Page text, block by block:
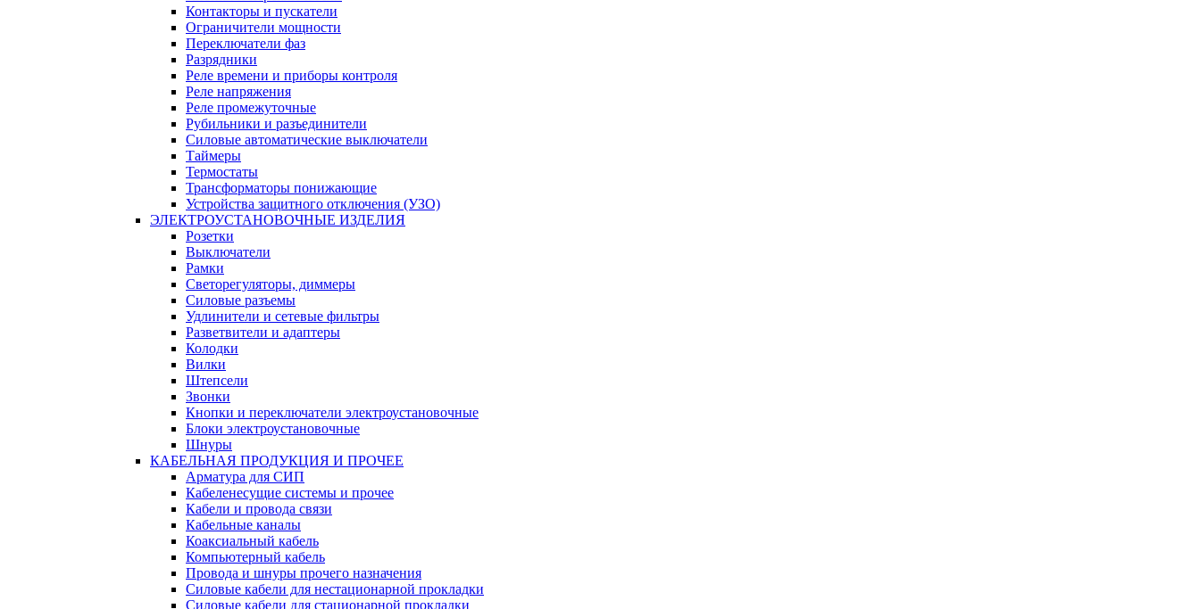
Контакторы и пускатели
Ограничители мощности
Переключатели фаз
Разрядники
Реле времени и приборы контроля
Реле напряжения
Реле промежуточные
Рубильники и разъединители
Силовые автоматические выключатели
Таймеры
Термостаты
Трансформаторы понижающие
Устройства защитного отключения (УЗО)
ЭЛЕКТРОУСТАНОВОЧНЫЕ ИЗДЕЛИЯ
Розетки
Выключатели
Рамки
Светорегуляторы, диммеры
Силовые разъемы
Удлинители и сетевые фильтры
Разветвители и адаптеры
Колодки
Вилки
Штепсели
Звонки
Кнопки и переключатели электроустановочные
Блоки электроустановочные
Шнуры
КАБЕЛЬНАЯ ПРОДУКЦИЯ И ПРОЧЕЕ
Арматура для СИП
Кабеленесущие системы и прочее
Кабели и провода связи
Кабельные каналы
Коаксиальный кабель
Компьютерный кабель
Провода и шнуры прочего назначения
Силовые кабели для нестационарной прокладки
Силовые кабели для стационарной прокладки